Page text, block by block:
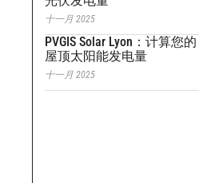
十一月 2025
PVGIS Solar Lyon：计算您的
屋顶太阳能发电量
十一月 2025